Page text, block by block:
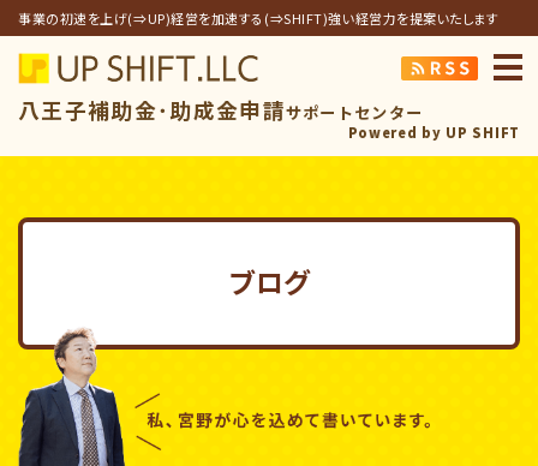
事業の初速を上げ(⇒UP)経営を加速する(⇒SHIFT)強い経営力を提案いたします
アップシフト合
八王子補助金･助成金申請サポートセンター
Powered by UP SHIFT
ブログ